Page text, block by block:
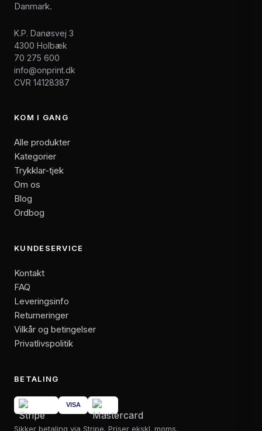
Danmark.
K.P. Danøsvej 3
4300 Holbæk
70 275 600
info@onprint.dk
CVR 14128387
KOM I GANG
Alle produkter
Kategorier
Trykklar-tjek
Om os
Blog
Ordbog
KUNDESERVICE
Kontakt
FAQ
Leveringsinfo
Returneringer
Vilkår og betingelser
Privatlivspolitik
BETALING
Sikker betaling via Stripe. Priser ekskl. moms.